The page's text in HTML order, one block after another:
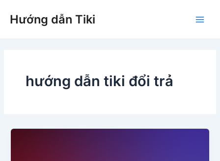
Hướng dẫn Tiki
hướng dẫn tiki đổi trả